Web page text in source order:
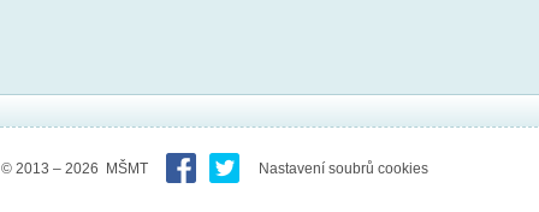
© 2013 – 2026 MŠMT Nastavení soubrů cookies